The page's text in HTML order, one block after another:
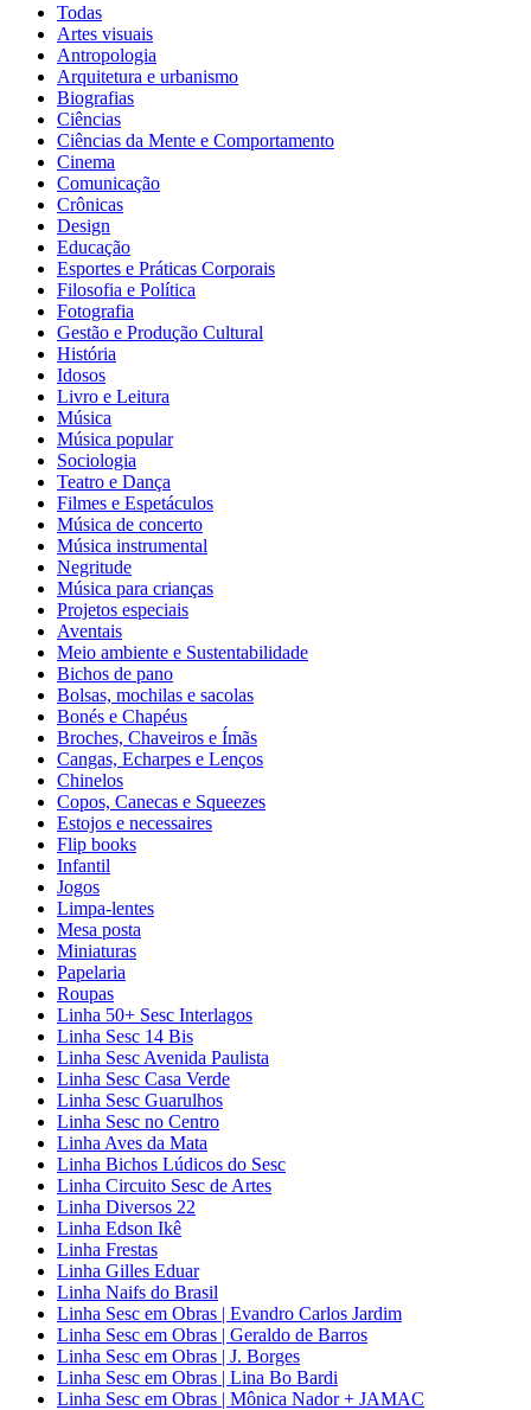
Todas
Artes visuais
Antropologia
Arquitetura e urbanismo
Biografias
Ciências
Ciências da Mente e Comportamento
Cinema
Comunicação
Crônicas
Design
Educação
Esportes e Práticas Corporais
Filosofia e Política
Fotografia
Gestão e Produção Cultural
História
Idosos
Livro e Leitura
Música
Música popular
Sociologia
Teatro e Dança
Filmes e Espetáculos
Música de concerto
Música instrumental
Negritude
Música para crianças
Projetos especiais
Aventais
Meio ambiente e Sustentabilidade
Bichos de pano
Bolsas, mochilas e sacolas
Bonés e Chapéus
Broches, Chaveiros e Ímãs
Cangas, Echarpes e Lenços
Chinelos
Copos, Canecas e Squeezes
Estojos e necessaires
Flip books
Infantil
Jogos
Limpa-lentes
Mesa posta
Miniaturas
Papelaria
Roupas
Linha 50+ Sesc Interlagos
Linha Sesc 14 Bis
Linha Sesc Avenida Paulista
Linha Sesc Casa Verde
Linha Sesc Guarulhos
Linha Sesc no Centro
Linha Aves da Mata
Linha Bichos Lúdicos do Sesc
Linha Circuito Sesc de Artes
Linha Diversos 22
Linha Edson Ikê
Linha Frestas
Linha Gilles Eduar
Linha Naifs do Brasil
Linha Sesc em Obras | Evandro Carlos Jardim
Linha Sesc em Obras | Geraldo de Barros
Linha Sesc em Obras | J. Borges
Linha Sesc em Obras | Lina Bo Bardi
Linha Sesc em Obras | Mônica Nador + JAMAC